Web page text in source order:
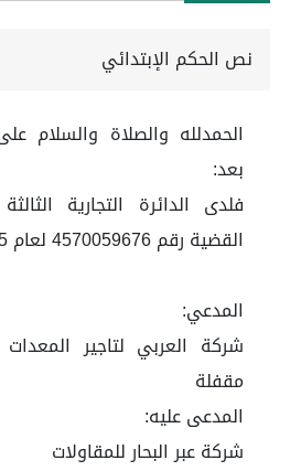
نص الحكم الإبتدائي
الحمدلله والصلاة والسلام
بعد:
فلدى الدائرة التجارية
القضية رقم 4570059676 لعام 1445 هـ
المدعي:
شركة العربي لتاجير
مقفلة
المدعى عليه:
شركة عبر البحار للمقاولات